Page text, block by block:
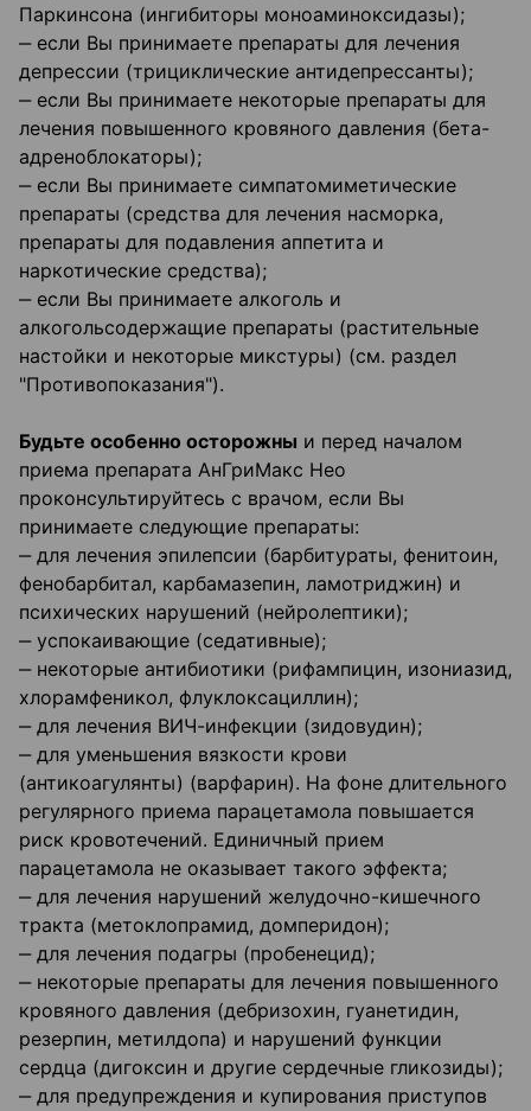
Паркинсона (ингибиторы моноаминоксидазы);
‒ если Вы принимаете препараты для лечения
депрессии (трициклические антидепрессанты);
‒ если Вы принимаете некоторые препараты для
лечения повышенного кровяного давления (бета-
адреноблокаторы);
‒ если Вы принимаете симпатомиметические
препараты (средства для лечения насморка,
препараты для подавления аппетита и
наркотические средства);
‒ если Вы принимаете алкоголь и
алкогольсодержащие препараты (растительные
настойки и некоторые микстуры) (см. раздел
"Противопоказания").
Будьте особенно осторожны и перед началом
приема препарата АнГриМакс Нео
проконсультируйтесь с врачом, если Вы
принимаете следующие препараты:
‒ для лечения эпилепсии (барбитураты, фенитоин,
фенобарбитал, карбамазепин, ламотриджин) и
психических нарушений (нейролептики);
‒ успокаивающие (седативные);
‒ некоторые антибиотики (рифампицин, изониазид,
хлорамфеникол, флуклоксациллин);
‒ для лечения ВИЧ-инфекции (зидовудин);
‒ для уменьшения вязкости крови
(антикоагулянты) (варфарин). На фоне длительного
регулярного приема парацетамола повышается
риск кровотечений. Единичный прием
парацетамола не оказывает такого эффекта;
‒ для лечения нарушений желудочно-кишечного
тракта (метоклопрамид, домперидон);
‒ для лечения подагры (пробенецид);
‒ некоторые препараты для лечения повышенного
кровяного давления (дебризохин, гуанетидин,
резерпин, метилдопа) и нарушений функции
сердца (дигоксин и другие сердечные гликозиды);
‒ для предупреждения и купирования приступов